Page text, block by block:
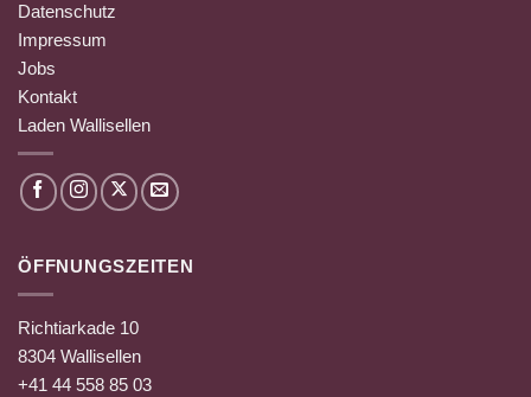
Datenschutz
Impressum
Jobs
Kontakt
Laden Wallisellen
ÖFFNUNGSZEITEN
Richtiarkade 10
8304 Wallisellen
+41 44 558 85 03